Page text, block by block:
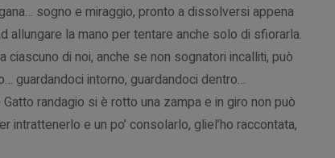
sogno e miraggio, pronto a dissolversi appena
allungare la mano per tentare anche solo di sfiorarla.
ciascuno di noi, anche se non sognatori incalliti, può
guardandoci intorno, guardandoci dentro…
randagio si è rotto una zampa e in giro non può
intrattenerlo e un po’ consolarlo, gliel’ho raccontata,